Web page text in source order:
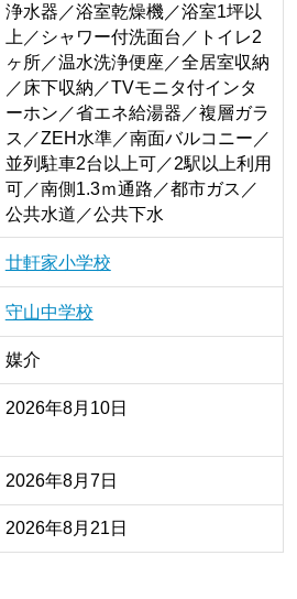
浄水器／浴室乾燥機／浴室1坪以
上／シャワー付洗面台／トイレ2
ヶ所／温水洗浄便座／全居室収納
／床下収納／TVモニタ付インタ
ーホン／省エネ給湯器／複層ガラ
ス／ZEH水準／南面バルコニー／
並列駐車2台以上可／2駅以上利用
可／南側1.3ｍ通路／都市ガス／
公共水道／公共下水
廿軒家小学校
守山中学校
媒介
2026年8月10日
2026年8月7日
2026年8月21日